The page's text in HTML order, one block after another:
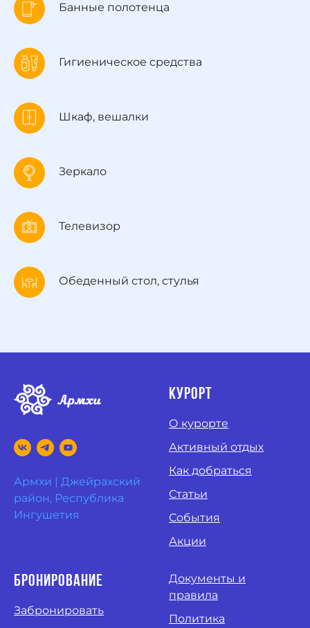
Банные полотенца
Гигиеническое средства
Шкаф, вешалки
Зеркало
Телевизор
Обеденный стол, стулья
Армхи | Джейрахский
район, Республика
Ингушетия
курорт
О курорте
Активный отдых
Как добраться
Статьи
События
Акции
Бронирование
Забронировать
Документы и
правила
Политика